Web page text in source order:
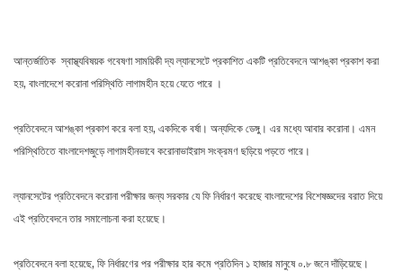
আন্তর্জাতিক স্বাস্থ্যবিষয়ক গবেষণা সাময়িকী দ্য ল্যানসেটে প্রকাশিত একটি প্রতিবেদনে আশঙ্কা প্রকাশ করা
হয়, বাংলাদেশে করোনা পরিস্থিতি লাগামহীন হয়ে যেতে পারে ।
প্রতিবেদনে আশঙ্কা প্রকাশ করে বলা হয়, একদিকে বর্ষা। অন্যদিকে ডেঙ্গু। এর মধ্যে আবার করোনা। এমন
পরিস্থিতিতে বাংলাদেশজুড়ে লাগামহীনভাবে করোনাভাইরাস সংক্রমণ ছড়িয়ে পড়তে পারে।
ল্যানসেটের প্রতিবেদনে করোনা পরীক্ষার জন্য সরকার যে ফি নির্ধারণ করেছে বাংলাদেশের বিশেষজ্ঞদের বরাত দিয়ে
এই প্রতিবেদনে তার সমালোচনা করা হয়েছে।
প্রতিবেদনে বলা হয়েছে, ফি নির্ধারণের পর পরীক্ষার হার কমে প্রতিদিন ১ হাজার মানুষে ০.৮ জনে দাঁড়িয়েছে।